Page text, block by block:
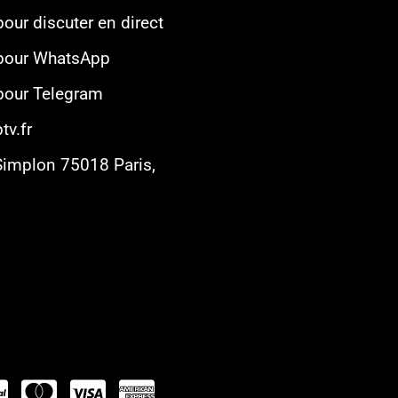
discuter en direct
WhatsApp
Telegram
75018 Paris,